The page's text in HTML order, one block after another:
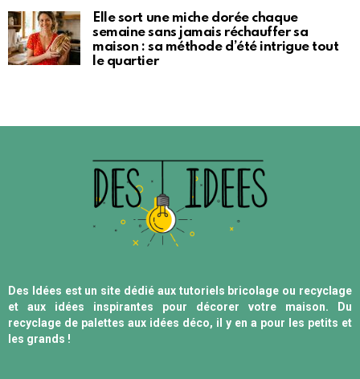
Elle sort une miche dorée chaque
semaine sans jamais réchauffer sa
maison : sa méthode d’été intrigue tout
le quartier
Des Idées est un site dédié aux tutoriels bricolage ou recyclage
et aux idées inspirantes pour décorer votre maison. Du
recyclage de palettes aux idées déco, il y en a pour les petits et
les grands !